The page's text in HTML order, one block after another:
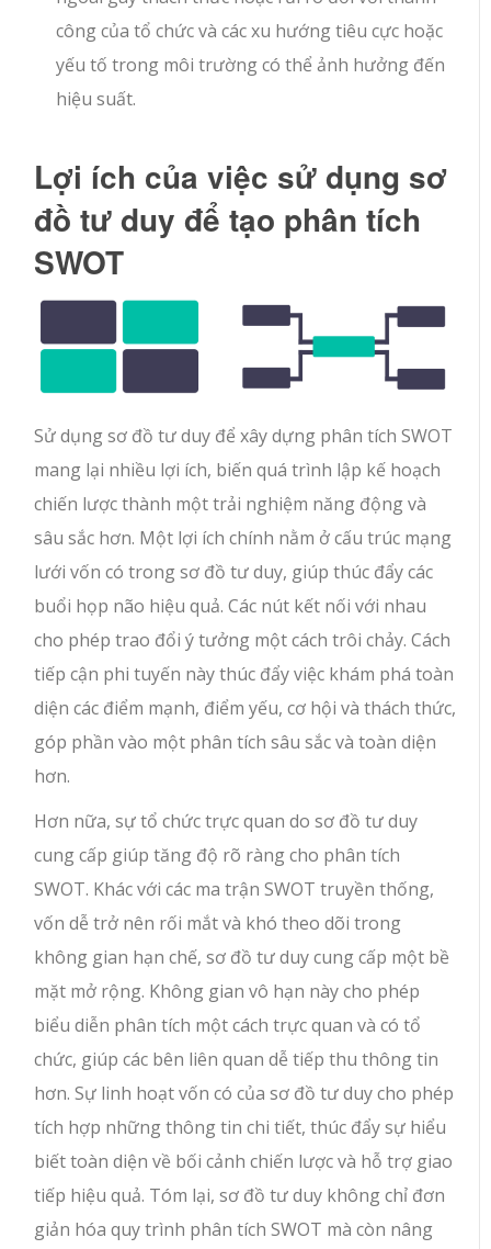
công của tổ chức và các xu hướng tiêu cực hoặc
yếu tố trong môi trường có thể ảnh hưởng đến
hiệu suất.
Lợi ích của việc sử dụng sơ
đồ tư duy để tạo phân tích
SWOT
Sử dụng sơ đồ tư duy để xây dựng phân tích SWOT
mang lại nhiều lợi ích, biến quá trình lập kế hoạch
chiến lược thành một trải nghiệm năng động và
sâu sắc hơn. Một lợi ích chính nằm ở cấu trúc mạng
lưới vốn có trong sơ đồ tư duy, giúp thúc đẩy các
buổi họp não hiệu quả. Các nút kết nối với nhau
cho phép trao đổi ý tưởng một cách trôi chảy. Cách
tiếp cận phi tuyến này thúc đẩy việc khám phá toàn
diện các điểm mạnh, điểm yếu, cơ hội và thách thức,
góp phần vào một phân tích sâu sắc và toàn diện
hơn.
Hơn nữa, sự tổ chức trực quan do sơ đồ tư duy
cung cấp giúp tăng độ rõ ràng cho phân tích
SWOT. Khác với các ma trận SWOT truyền thống,
vốn dễ trở nên rối mắt và khó theo dõi trong
không gian hạn chế, sơ đồ tư duy cung cấp một bề
mặt mở rộng. Không gian vô hạn này cho phép
biểu diễn phân tích một cách trực quan và có tổ
chức, giúp các bên liên quan dễ tiếp thu thông tin
hơn. Sự linh hoạt vốn có của sơ đồ tư duy cho phép
tích hợp những thông tin chi tiết, thúc đẩy sự hiểu
biết toàn diện về bối cảnh chiến lược và hỗ trợ giao
tiếp hiệu quả. Tóm lại, sơ đồ tư duy không chỉ đơn
giản hóa quy trình phân tích SWOT mà còn nâng